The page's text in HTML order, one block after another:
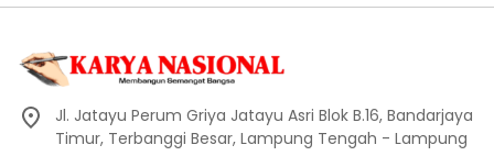
Jl. Jatayu Perum Griya Jatayu Asri Blok B.16, Bandarjaya
Timur, Terbanggi Besar, Lampung Tengah - Lampung